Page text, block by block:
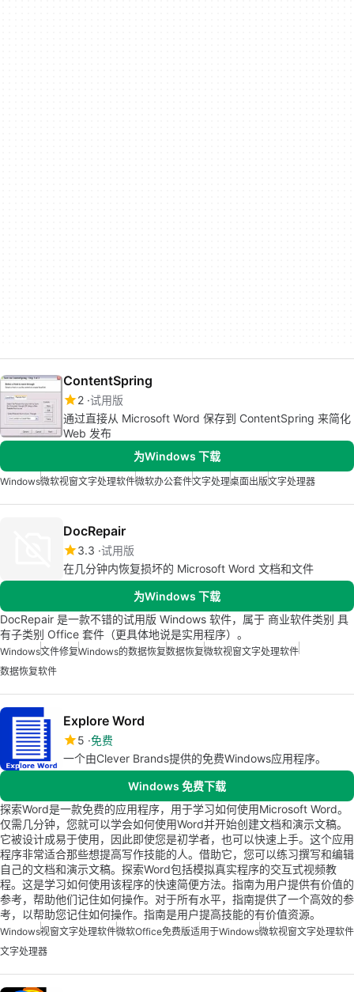
ContentSpring
2 试用版
通过直接从 Microsoft Word 保存到 ContentSpring 来简化
Web 发布
为Windows 下载
Windows微软视窗文字处理软件微软办公套件文字处理桌面出版文字处理器
DocRepair
3.3 试用版
在几分钟内恢复损坏的 Microsoft Word 文档和文件
为Windows 下载
DocRepair 是一款不错的试用版 Windows 软件，属于 商业软件类别 具
有子类别 Office 套件（更具体地说是实用程序）。
Windows文件修复Windows的数据恢复数据恢复微软视窗文字处理软件
数据恢复软件
Explore Word
5 免费
一个由Clever Brands提供的免费Windows应用程序。
Windows 免费下载
探索Word是一款免费的应用程序，用于学习如何使用Microsoft Word。
仅需几分钟，您就可以学会如何使用Word并开始创建文档和演示文稿。
它被设计成易于使用，因此即使您是初学者，也可以快速上手。这个应用
程序非常适合那些想提高写作技能的人。借助它，您可以练习撰写和编辑
自己的文档和演示文稿。探索Word包括模拟真实程序的交互式视频教
程。这是学习如何使用该程序的快速简便方法。指南为用户提供有价值的
参考，帮助他们记住如何操作。对于所有水平，指南提供了一个高效的参
考，以帮助您记住如何操作。指南是用户提高技能的有价值资源。
Windows视窗文字处理软件微软Office免费版适用于Windows微软视窗文字处理软件
文字处理器